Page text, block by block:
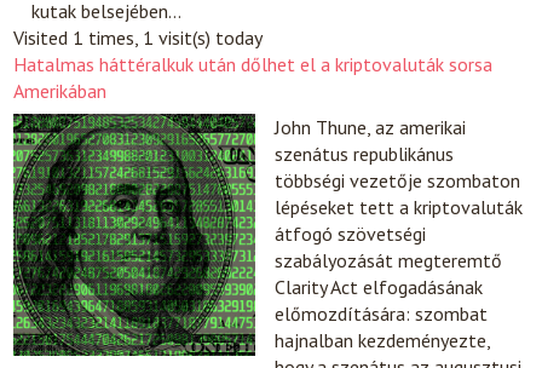
kutak belsejében…
Visited 1 times, 1 visit(s) today
Hatalmas háttéralkuk után dőlhet el a kriptovaluták sorsa
Amerikában
John Thune, az amerikai
szenátus republikánus
többségi vezetője szombaton
lépéseket tett a kriptovaluták
átfogó szövetségi
szabályozását megteremtő
Clarity Act elfogadásának
előmozdítására: szombat
hajnalban kezdeményezte,